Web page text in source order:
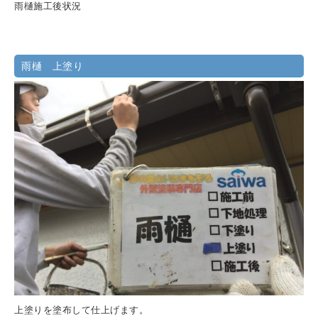
雨樋施工後状況
雨樋 上塗り
上塗りを塗布して仕上げます。